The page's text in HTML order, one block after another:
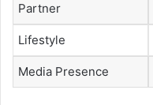
Partner
Lifestyle
Media Presence